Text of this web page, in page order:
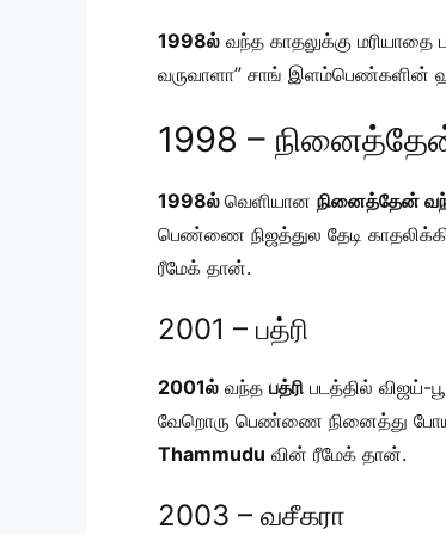
1998ல் வந்த காதலுக்கு
வருவாளா” சாங் இளம்பெண்களின்
1998 –
1998ல் வெளியான நினைத்தேன்
பெண்ணை நிஜத்துல தேடி
ரீமேக் தான்.
2001 – பத்ரி
2001ல் வந்த பத்ரி படத்தில் விஜய்-
வேறொரு பெண்ணை நினைத்து
Thammudu வின் ரீமேக் தான்.
2003 – வசீகரா